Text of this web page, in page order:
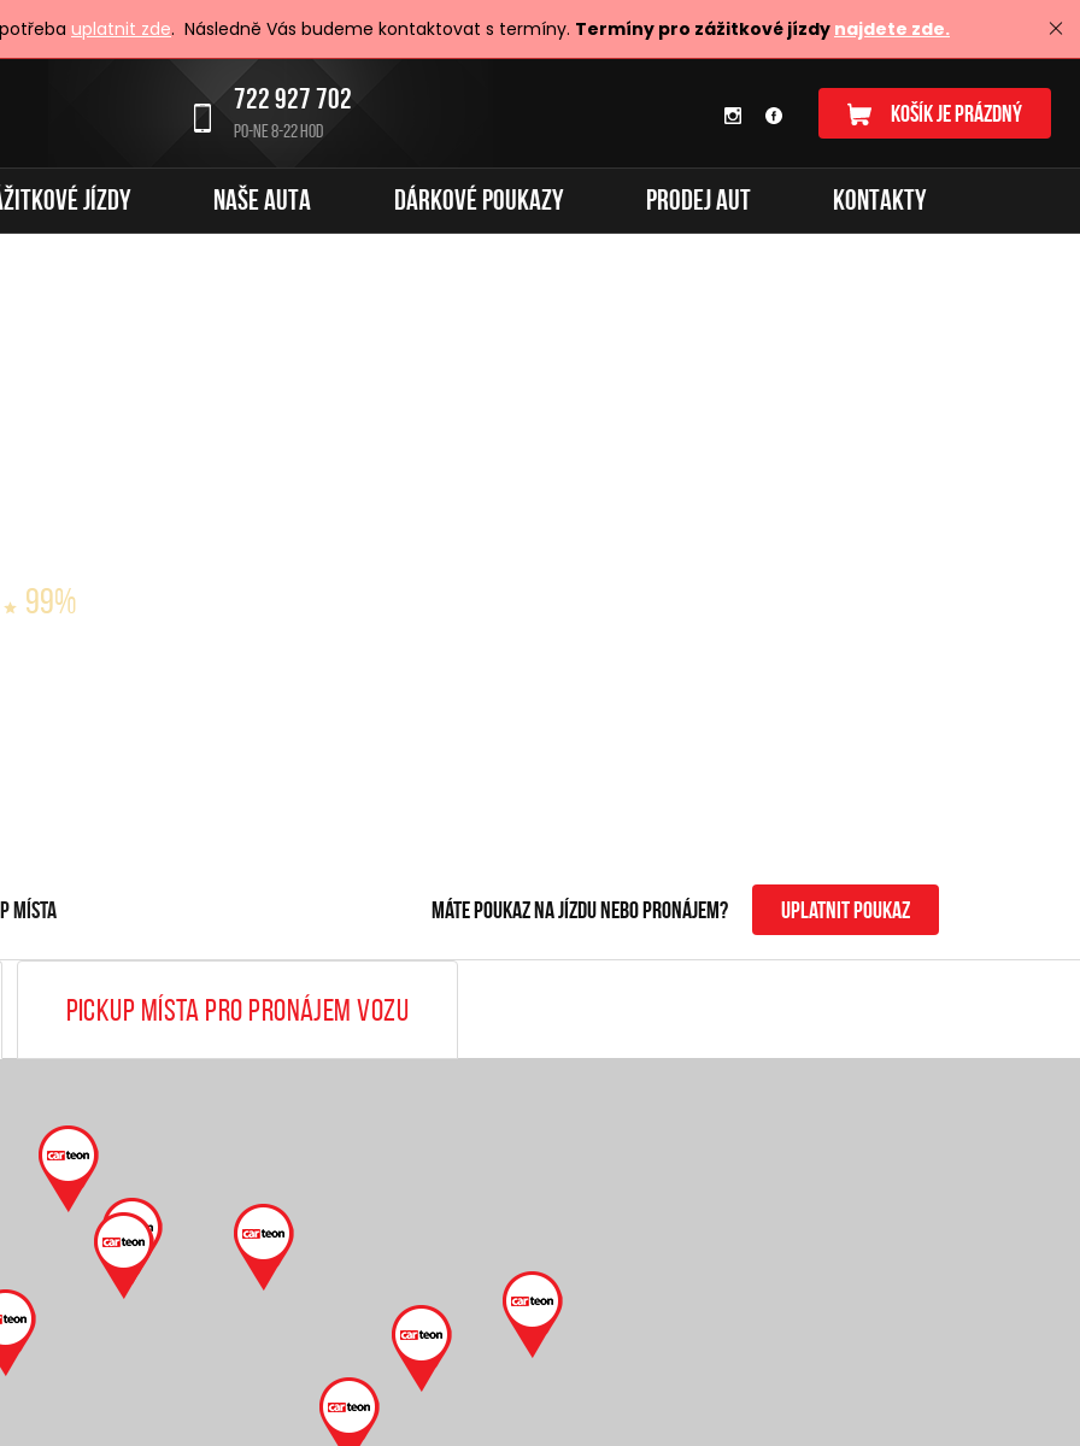
uplatnit zde. Následně Vás budeme kontaktovat s termíny. Termíny pro zážitkové jízdy najdete zde.
722 927 702
PO-NE 8-22 HOD
KOŠÍK JE PRÁZDNÝ
JÍZDY NAŠE AUTA DÁRKOVÉ POUKAZY PRODEJ AUT KONTAKTY
99%
místa Máte poukaz na jízdu nebo pronájem? uplatnit poukaz
Pickup místa pro pronájem vozu